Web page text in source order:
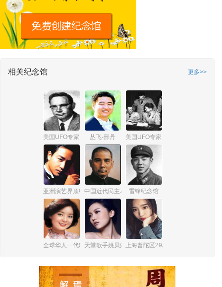
相关纪念馆 更多>>
美国UFO专家 詹姆斯·爱德华·麦克唐纳
丛飞-邢丹 美国UFO专家 爱德华·鲁伯特
亚洲演艺界顶级巨星张国荣中国近代民主革命伟大先行者孙中山
雷锋纪念馆
全球华人一代歌后邓丽君
天堂歌手姚贝娜 上海普陀区29岁女孩杨俪萍